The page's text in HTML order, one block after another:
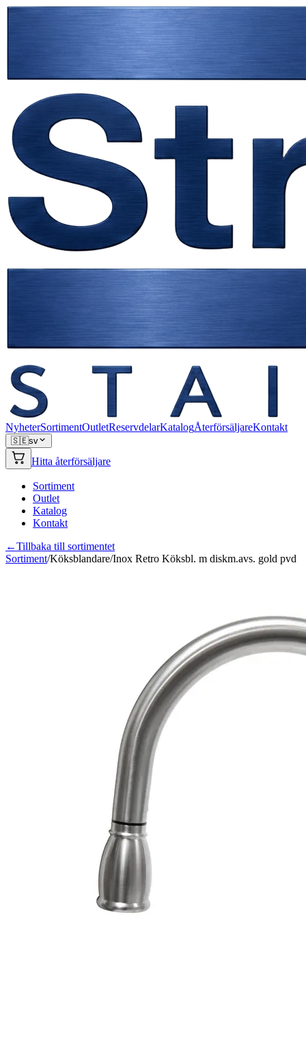
NyheterSortimentOutletReservdelarKatalogÅterförsäljareKontakt
🇸🇪sv
Hitta återförsäljare
Sortiment
Outlet
Katalog
Kontakt
←Tillbaka till sortimentet
Sortiment/Köksblandare/Inox Retro Köksbl. m diskm.avs. gold pvd